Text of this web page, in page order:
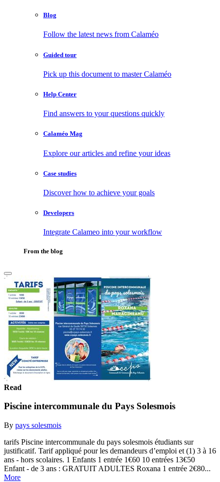
Blog
Follow the latest news from Calaméo
Guided tour
Pick up this document to master Calaméo
Help Center
Find answers to your questions quickly
Calaméo Mag
Explore our articles and refine your ideas
Case studies
Discover how to achieve your goals
Developers
Integrate Calameo into your workflow
From the blog
Read
Piscine intercommunale du Pays Solesmois
By pays solesmois
tarifs Piscine intercommunale du pays solesmois étudiants sur
justificatif. Tarif appliqué pour les demandeurs d’emploi et (1) 3 à 16
ans - hors scolaires. 1 Enfants 1 entrée 1€60 10 entrées 13€50
Enfant - de 3 ans : GRATUIT ADULTES Roxana 1 entrée 2€80...
More